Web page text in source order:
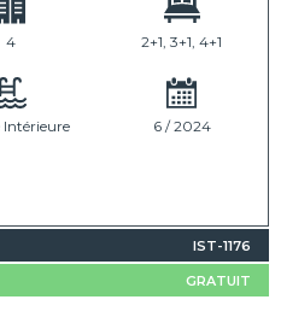
4 2+1, 3+1, 4+1
Intérieure 6 / 2024
IST-1176
GRATUIT